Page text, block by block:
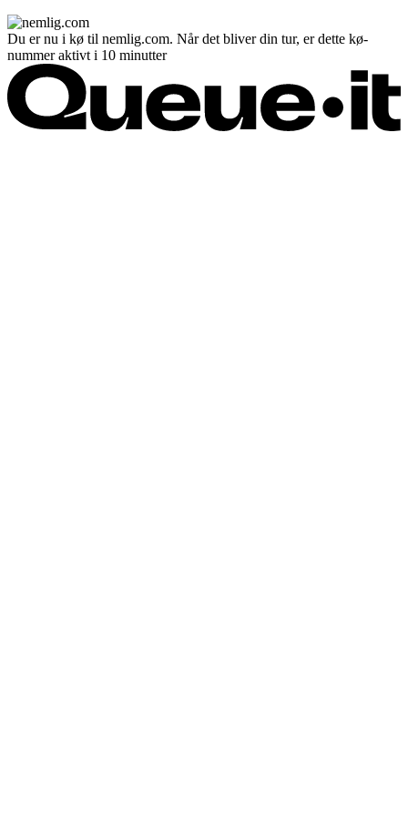
Du er nu i kø til nemlig.com. Når det bliver din tur, er dette kø-
nummer aktivt i 10 minutter